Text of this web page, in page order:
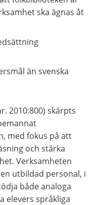
ska ägnas åt
än svenska
2010:800) skärpts
med fokus på att
och stärka
Verksamheten
utbildad personal, i
både analoga
elevers språkliga